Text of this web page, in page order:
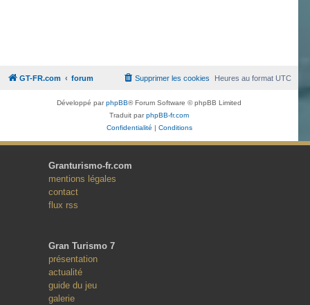
GT-FR.com forum Heures au formatUTC
Supprimer les cookies
Développé parphpBB® Forum Software © phpBB Limited
Traduit parphpBB-fr.com
Confidentialité | Conditions
Granturismo-fr.com
mentions légales
contact
flux rss
Gran Turismo 7
présentation
actualité
guide du jeu
galerie